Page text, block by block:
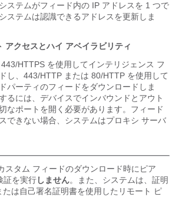
ステムがフィード内の IP アドレスを 1 つで
ステムは認識できるアドレスを更新しま
アクセスとハイ アベイラビリティ
HTTPS を使用してインテリジェンス フ
し、443/HTTP または 80/HTTP を使用して
パーティのフィードをダウンロードしま
るには、デバイスでインバウンドとアウト
なポートを開く必要があります。フィード
できない場合、システムはプロキシ サーバ
スタム フィードのダウンロード時にピア
証を実行しません。また、システムは、証明
たは自己署名証明書を使用したリモート ピ